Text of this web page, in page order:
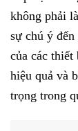
không phải
sự chú ý
của các
hiệu quả và
trọng trong